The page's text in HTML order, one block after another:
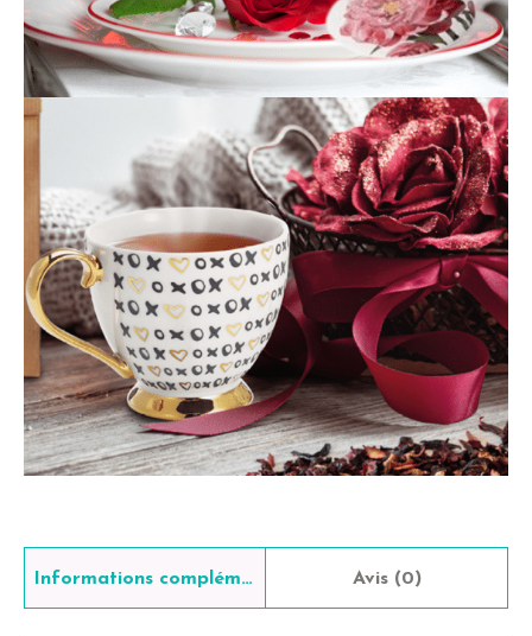
Informations complémentaires Avis (0)